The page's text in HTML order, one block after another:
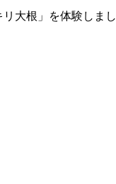
大根」を体験しま